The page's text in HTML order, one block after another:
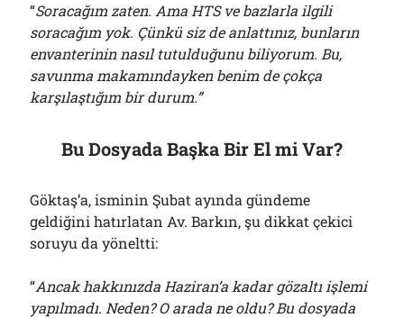
“Soracağım zaten. Ama HTS ve bazlarla ilgili
soracağım yok. Çünkü siz de anlattınız, bunların
envanterinin nasıl tutulduğunu biliyorum. Bu,
savunma makamındayken benim de çokça
karşılaştığım bir durum.”
Bu Dosyada Başka Bir El mi Var?
Göktaş’a, isminin Şubat ayında gündeme
geldiğini hatırlatan Av. Barkın, şu dikkat çekici
soruyu da yöneltti:
“Ancak hakkınızda Haziran’a kadar gözaltı işlemi
yapılmadı. Neden? O arada ne oldu? Bu dosyada